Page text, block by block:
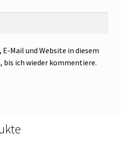
E-Mail und Website in diesem
bis ich wieder kommentiere.